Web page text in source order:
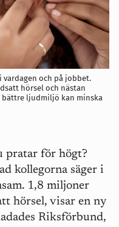
vardagen och på jobbet.
hörsel och nästan
bättre ljudmiljö kan minska
pratar för högt?
kollegorna säger i
1,8 miljoner
hörsel, visar en ny
Riksförbund,